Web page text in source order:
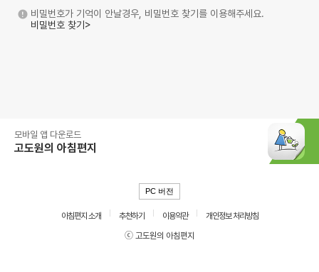
비밀번호가 기억이 안날경우, 비밀번호 찾기를 이용해주세요.
비밀번호 찾기>
모바일 앱 다운로드
고도원의 아침편지
PC 버전
아침편지 소개 추천하기 이용약관
개인정보 처리방침
ⓒ 고도원의 아침편지